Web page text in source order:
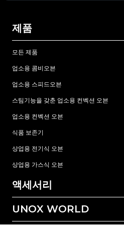
제품
모든 제품
업소용 콤비오븐
업소용 스피드오븐
스팀기능을 갖춘 업소용 컨벡션 오븐
업소용 컨벡션 오븐
식품 보존기
상업용 전기식 오븐
상업용 가스식 오븐
액세서리
모든 액세서리
UNOX WORLD